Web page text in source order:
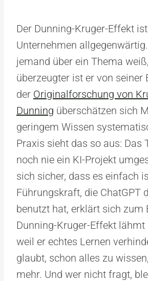
Der Dunning-Kruger-Effekt
Unternehmen
jemand über ein Thema
überzeugter ist er von seiner
der Originalforschung von
Dunning überschätzen sich
geringem Wissen
Praxis sieht das so aus: Das
noch nie ein KI-Projekt
sich sicher, dass es einfach
Führungskraft, die ChatGPT
benutzt hat, erklärt sich zum
Dunning-Kruger-Effekt lähmt
weil er echtes Lernen
glaubt, schon alles zu
mehr. Und wer nicht fragt,